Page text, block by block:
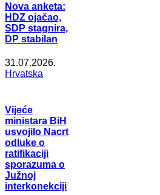
Nova anketa:
HDZ ojačao,
SDP stagnira,
DP stabilan
31.07.2026.
Hrvatska
Vijeće
ministara BiH
usvojilo Nacrt
odluke o
ratifikaciji
sporazuma o
Južnoj
interkonekciji